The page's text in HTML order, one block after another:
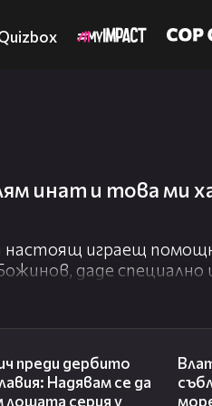
инат и това ми
играещ
даде
теми около
който е
как се работи с
са промени в родния
истории от своята
преди дербито
Надявам се да
лошата серия у